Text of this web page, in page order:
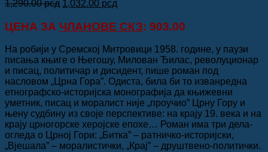
1,290.00рсд Оригинална
је
била:
1,290.00 рсд.
1,032.00 рсд
је:
1,032.00 рсд.
ЦЕНА ЗА ЧЛАНОВЕ СКЗ: 903.00
На робији у Сремској Митровици 1958. године, у паузи
писања књиге о Његошу, Милован Ђилас, револуционар
и писац, политичар и дисидент, пише роман под
насловом „Црна Гора”. Одиста, била би то изванредна
етнографско-историјска монографија да књижевни
уметник, писац и моралист није „проучио” Црну Гору и
њену судбину из своје перспективе: на крају 19. века и на
крају црногорске херојске епохе… Роман има три дела-
огледа о Црној Гори: „Битка” – ратничко-историјски,
„Вјешала” – моралистички, „Крај” – друштвено-политички.